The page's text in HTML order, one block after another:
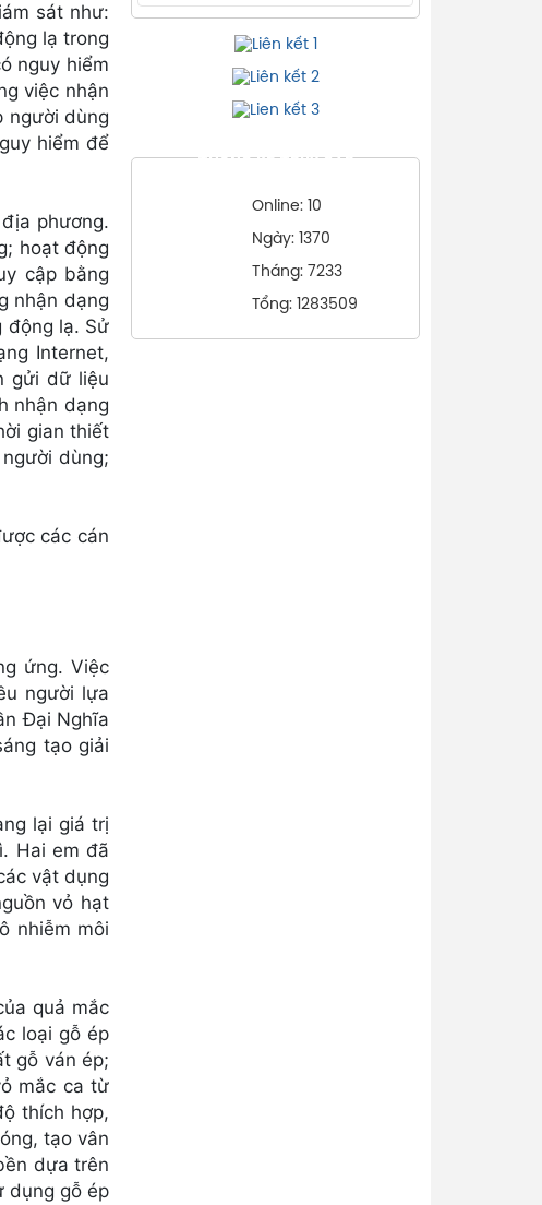
sát như:
lạ trong
nguy hiểm
việc nhận
người dùng
hiểm để
phương.
hoạt động
cập bằng
nhận dạng
động lạ. Sử
Internet,
gửi dữ liệu
nhận dạng
gian thiết
dùng;
các cán
ứng. Việc
người lựa
Đại Nghĩa
tạo giải
lại giá trị
Hai em đã
vật dụng
vỏ hạt
nhiễm môi
quả mắc
loại gỗ ép
gỗ ván ép;
mắc ca từ
thích hợp,
tạo vân
dựa trên
dụng gỗ ép
THỐNG KÊ TRUY CẬP
Online: 10
Ngày: 1370
Tháng: 7233
Tổng: 1283509